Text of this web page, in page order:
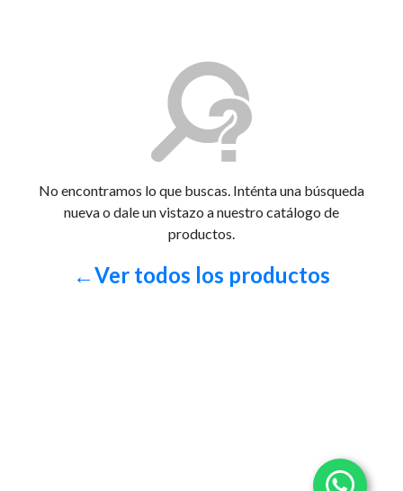
No encontramos lo que buscas. Inténta una búsqueda
nueva o dale un vistazo a nuestro catálogo de
productos.
←Ver todos los productos